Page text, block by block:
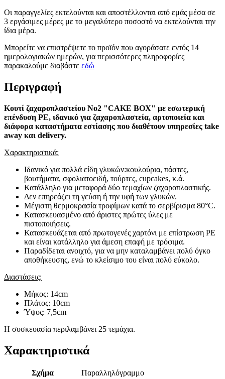
Οι παραγγελίες εκτελούνται και αποστέλλονται από εμάς μέσα σε
3 εργάσιμες μέρες με το μεγαλύτερο ποσοστό να εκτελούνται την
ίδια μέρα.
Μπορείτε να επιστρέψετε το προϊόν που αγοράσατε εντός 14
ημερολογιακών ημερών, για περισσότερες πληροφορίες
παρακαλούμε διαβάστε εδώ
Περιγραφή
Κουτί ζαχαροπλαστείου No2 "CAKE BOX" με εσωτερική
επένδυση PE, ιδανικό για ζαχαροπλαστεία, αρτοποιεία και
διάφορα καταστήματα εστίασης που διαθέτουν υπηρεσίες take
away και delivery.
Χαρακτηριστικά:
Ιδανικό για πολλά είδη γλυκών:κουλούρια, πάστες,
βουτήματα, σφολιατοειδή, τούρτες, cupcakes, κ.ά.
Κατάλληλο για μεταφορά δύο τεμαχίων ζαχαροπλαστικής.
Δεν επηρεάζει τη γεύση ή την υφή των γλυκών.
Μέγιστη θερμοκρασία τροφίμων κατά το σερβίρισμα 80°C.
Κατασκευασμένο από άριστες πρώτες ύλες με
πιστοποιήσεις.
Κατασκευάζεται από πρωτογενές χαρτόνι με επίστρωση PE
και είναι κατάλληλο για άμεση επαφή με τρόφιμα.
Παραδίδεται ανοιχτό, για να μην καταλαμβάνει πολύ όγκο
αποθήκευσης, ενώ το κλείσιμο του είναι πολύ εύκολο.
Διαστάσεις:
Μήκος: 14cm
Πλάτος: 10cm
Ύψος: 7,5cm
Η συσκευασία περιλαμβάνει 25 τεμάχια.
Χαρακτηριστικά
Σχήμα
Παραλληλόγραμμο